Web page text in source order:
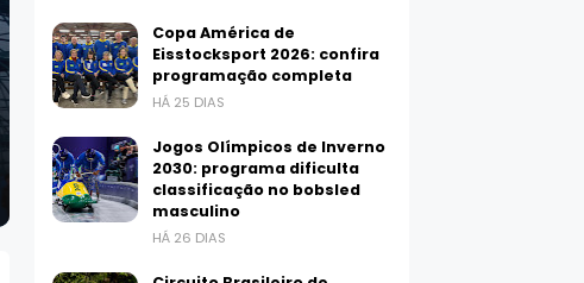
Copa América de
Eisstocksport 2026: confira
programação completa
HÁ 25 DIAS
Jogos Olímpicos de Inverno
2030: programa dificulta
classificação no bobsled
masculino
HÁ 26 DIAS